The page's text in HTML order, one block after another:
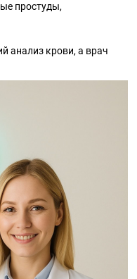
простуды,
анализ крови, а врач